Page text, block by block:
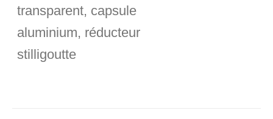
transparent, capsule
aluminium, réducteur
stilligoutte